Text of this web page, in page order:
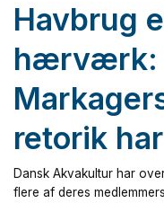
Havbrug
hærværk:
retorik
Dansk Akvakultur har
flere af deres